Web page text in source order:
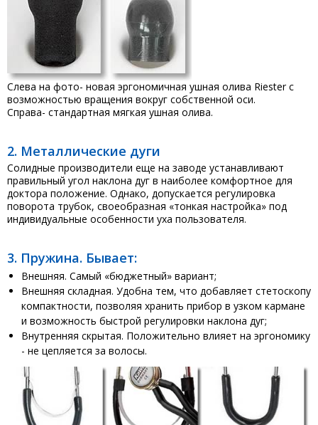
Слева на фото- новая эргономичная ушная олива Riester с
возможностью вращения вокруг собственной оси.
Справа- стандартная мягкая ушная олива.
2. Металлические дуги
Солидные производители еще на заводе устанавливают
правильный угол наклона дуг в наиболее комфортное для
доктора положение. Однако, допускается регулировка
поворота трубок, своеобразная «тонкая настройка» под
индивидуальные особенности уха пользователя.
3. Пружина. Бывает:
Внешняя. Самый «бюджетный» вариант;
Внешняя складная. Удобна тем, что добавляет стетоскопу
компактности, позволяя хранить прибор в узком кармане
и возможность быстрой регулировки наклона дуг;
Внутренняя скрытая. Положительно влияет на эргономику
- не цепляется за волосы.